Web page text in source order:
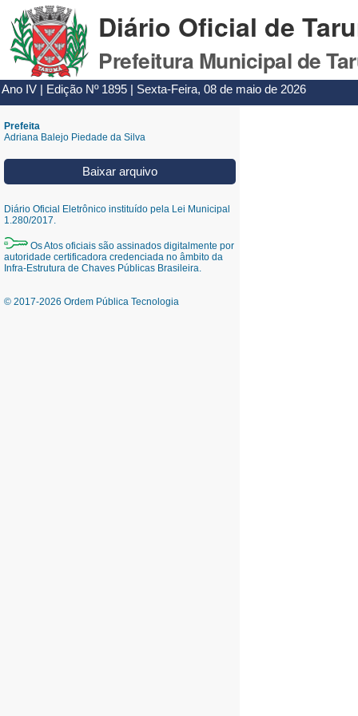
Diário Oficial de
Prefeitura Municipal de
Ano IV | Edição Nº 1895 | Sexta-Feira, 08 de maio de 2026
Prefeita
Adriana Balejo Piedade da Silva
Baixar arquivo
Diário Oficial Eletrônico instituído pela Lei Municipal
1.280/2017.
Os Atos oficiais são assinados digitalmente por
autoridade certificadora credenciada no âmbito da
Infra-Estrutura de Chaves Públicas Brasileira.
© 2017-2026 Ordem Pública Tecnologia